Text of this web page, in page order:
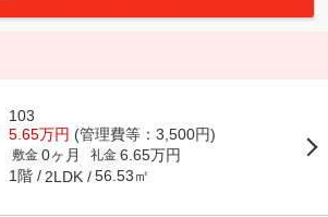
103
5.65万円 (管理費等：3,500円)
敷金 0ヶ月 礼金 6.65万円
1階 2LDK 56.53㎡